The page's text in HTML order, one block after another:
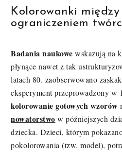
Kolorowanki
ograniczeniem
Badania naukowe wskazują na
płynące nawet z tak
latach 80. zaobserwowano
eksperyment przeprowadzony w
kolorowanie gotowych wzorów
nowatorstwo w późniejszych
dziecka. Dzieci, którym
pokolorowania (tzw. model),